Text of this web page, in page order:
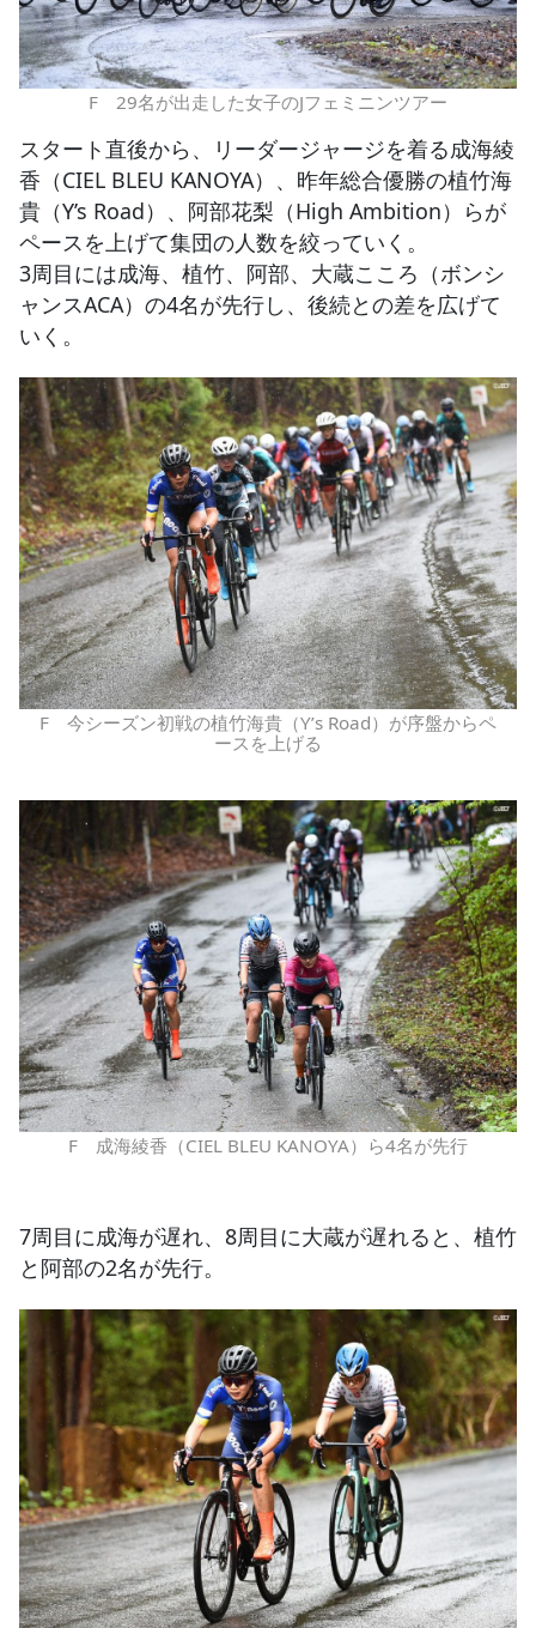
F 29名が出走した女子のJフェミニンツアー
スタート直後から、リーダージャージを着る成海綾
香（CIEL BLEU KANOYA）、昨年総合優勝の植竹海
貴（Y’s Road）、阿部花梨（High Ambition）らが
ペースを上げて集団の人数を絞っていく。
3周目には成海、植竹、阿部、大蔵こころ（ボンシ
ャンスACA）の4名が先行し、後続との差を広げて
いく。
F 今シーズン初戦の植竹海貴（Y’s Road）が序盤からペ
ースを上げる
F 成海綾香（CIEL BLEU KANOYA）ら4名が先行
7周目に成海が遅れ、8周目に大蔵が遅れると、植竹
と阿部の2名が先行。